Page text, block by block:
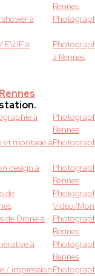
Rennes
à
EVJF à
à Rennes
Rennes
à
Rennes
et montage à
design à
Rennes
de
Vidéo/
de Drone à
Rennes
à
Rennes
/ impression